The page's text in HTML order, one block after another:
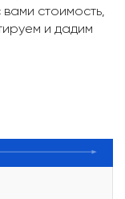
стоимость,
и дадим